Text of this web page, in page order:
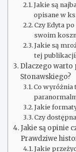
Jakie są
opisane w
Czy Edyta
swoim
Jakie są
tej
Dlaczego warto
Stonawskiego?
Co wyróżnia
Jakie
Czy
Jakie są opinie
Prawdziwe
Jakie